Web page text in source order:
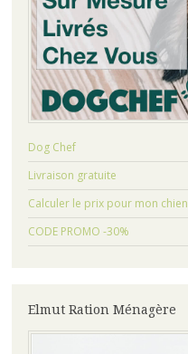
Dog Chef
Livraison gratuite
Calculer le prix pour mon chien
CODE PROMO -30%
Elmut Ration Ménagère